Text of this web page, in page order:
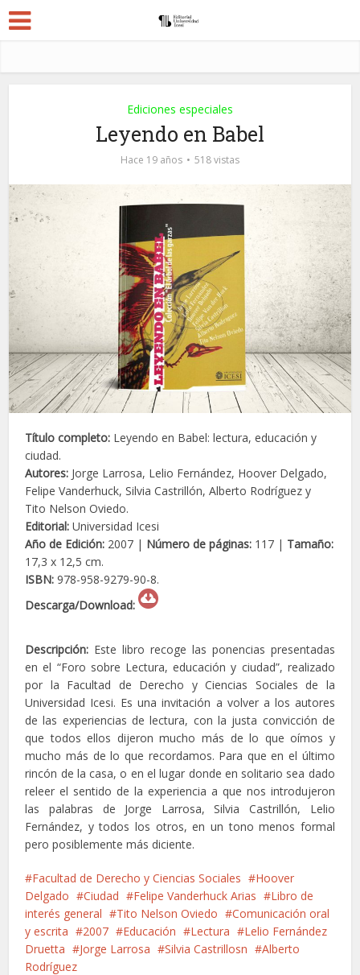
Ediciones especiales
Leyendo en Babel
Hace 19 años 518 vistas
Título completo: Leyendo en Babel: lectura, educación y
ciudad.
Autores: Jorge Larrosa, Lelio Fernández, Hoover Delgado,
Felipe Vanderhuck, Silvia Castrillón, Alberto Rodríguez y
Tito Nelson Oviedo.
Editorial: Universidad Icesi
Año de Edición: 2007 | Número de páginas: 117 | Tamaño:
17,3 x 12,5 cm.
ISBN: 978-958-9279-90-8.
Descarga/Download:
Descripción: Este libro recoge las ponencias presentadas
en el “Foro sobre Lectura, educación y ciudad”, realizado
por la Facultad de Derecho y Ciencias Sociales de la
Universidad Icesi. Es una invitación a volver a los autores
de las experiencias de lectura, con la justa convicción de
que todos ellos dijeron mucho más de lo que oímos y
mucho más de lo que recordamos. Para que en el último
rincón de la casa, o en el lugar donde en solitario sea dado
releer el sentido de la experiencia a que nos introdujeron
las palabras de Jorge Larrosa, Silvia Castrillón, Lelio
Fernández, y todos los otros, en un tono menos formal
pero posiblemente más diciente.
Facultad de Derecho y Ciencias Sociales
Hoover
Delgado
Ciudad Felipe Vanderhuck Arias
Libro de
interés general
Tito Nelson Oviedo
Comunicación oral
y escrita
2007 Educación Lectura
Lelio Fernández
Druetta
Jorge Larrosa Silvia Castrillosn
Alberto
Rodríguez